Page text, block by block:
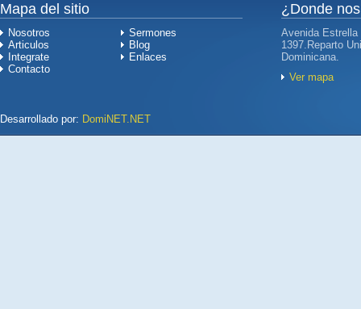
Mapa del sitio
Nosotros
Sermones
Articulos
Blog
Integrate
Enlaces
Contacto
¿Donde
Avenida
1397.Reparto
Dominicana.
Ver mapa
Desarrollado por: DomiNET.NET